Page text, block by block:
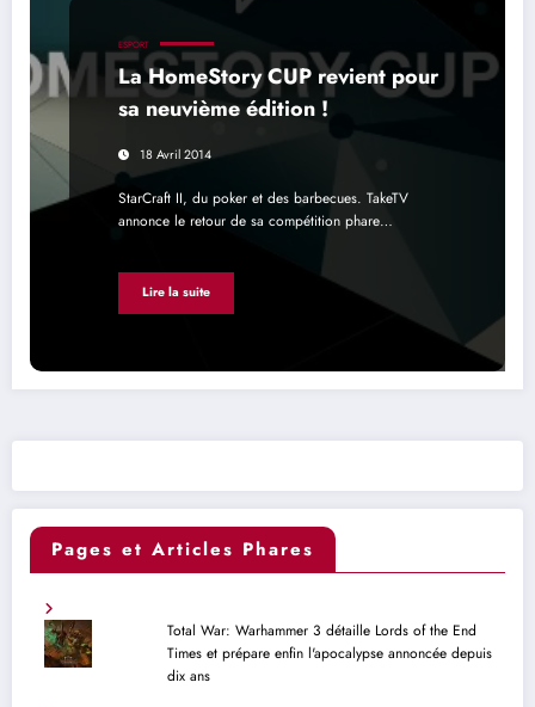
ESPORT
La HomeStory CUP revient pour
sa neuvième édition !
18 Avril 2014
StarCraft II, du poker et des barbecues. TakeTV
annonce le retour de sa compétition phare…
Lire la suite
Pages et Articles Phares
Total War: Warhammer 3 détaille Lords of the End
Times et prépare enfin l'apocalypse annoncée depuis
dix ans